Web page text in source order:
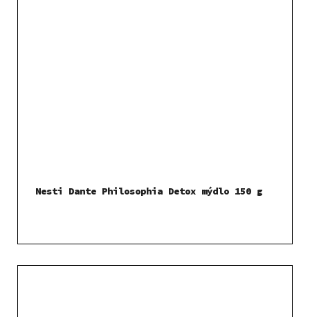
Nesti Dante Philosophia Detox mýdlo 150 g